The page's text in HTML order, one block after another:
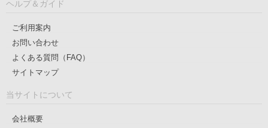
ヘルプ＆ガイド
ご利用案内
お問い合わせ
よくある質問（FAQ）
サイトマップ
当サイトについて
会社概要